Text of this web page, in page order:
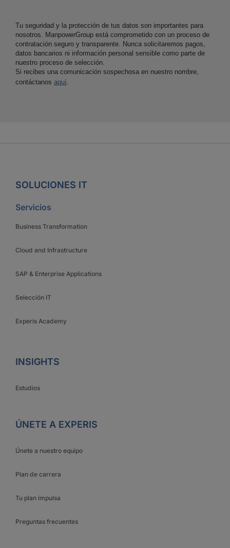
Tu seguridad y la protección de tus datos son importantes para
nosotros. ManpowerGroup está comprometido con un proceso de
contratación seguro y transparente. Nunca solicitaremos pagos,
datos bancarios ni información personal sensible como parte de
nuestro proceso de selección.
Si recibes una comunicación sospechosa en nuestro nombre,
contáctanos aquí.
SOLUCIONES IT
Servicios
Business Transformation
Cloud and Infrastructure
SAP & Enterprise Applications
Selección IT
Experis Academy
INSIGHTS
Estudios
ÚNETE A EXPERIS
Únete a nuestro equipo
Plan de carrera
Tu plan impulsa
Preguntas frecuentes